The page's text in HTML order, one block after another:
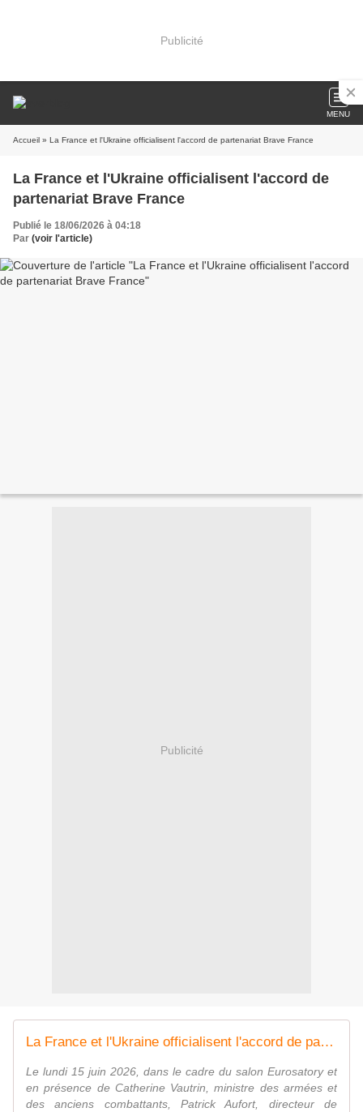
Publicité
MENU
Accueil » La France et l'Ukraine officialisent l'accord de partenariat Brave France
La France et l'Ukraine officialisent l'accord de
partenariat Brave France
Publié le 18/06/2026 à 04:18
Par (voir l'article)
Publicité
La France et l'Ukraine officialisent l'accord de partenariat Brave France
Le lundi 15 juin 2026, dans le cadre du salon Eurosatory et
en présence de Catherine Vautrin, ministre des armées et
des anciens combattants, Patrick Aufort, directeur de